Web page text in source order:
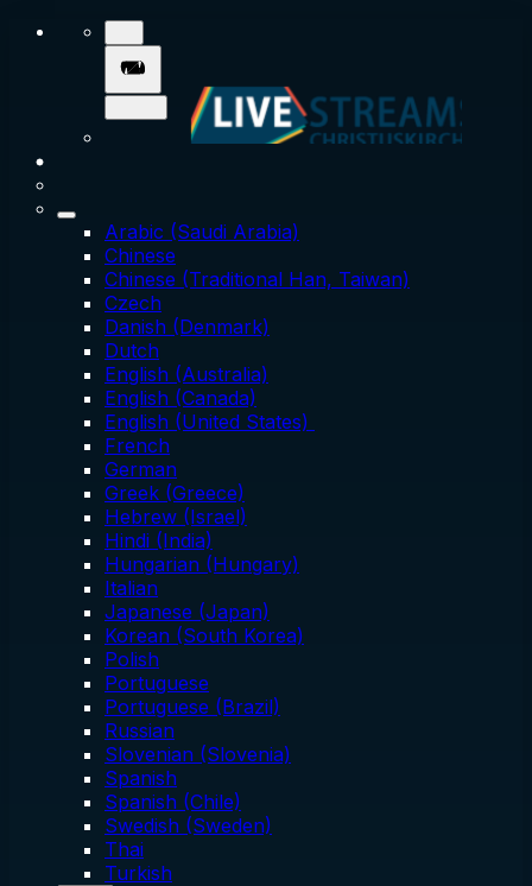
Arabic (Saudi Arabia)
Chinese
Chinese (Traditional Han, Taiwan)
Czech
Danish (Denmark)
Dutch
English (Australia)
English (Canada)
English (United States)
French
German
Greek (Greece)
Hebrew (Israel)
Hindi (India)
Hungarian (Hungary)
Italian
Japanese (Japan)
Korean (South Korea)
Polish
Portuguese
Portuguese (Brazil)
Russian
Slovenian (Slovenia)
Spanish
Spanish (Chile)
Swedish (Sweden)
Thai
Turkish